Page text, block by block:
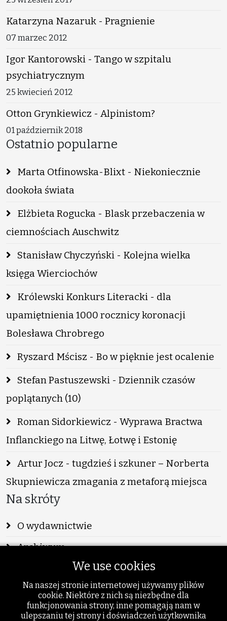
Katarzyna Nazaruk - Pragnienie
07 marzec 2012
Igor Kantorowski - Tango w szpitalu
psychiatrycznym
25 kwiecień 2012
Otton Grynkiewicz - Alpinistom?
01 październik 2018
Ostatnio popularne
Marta Otfinowska-Blixt - Niekoniecznie
dookoła świata
Elżbieta Rogucka - Blask przebaczenia w
ciemnościach Auschwitz
Stanisław Chyczyński - Kolejna wielka
księga Wierciochów
Królewski Konkurs Literacki - dla
upamiętnienia 1000 rocznicy koronacji
Bolesława Chrobrego
Ryszard Mścisz - Bo w pięknie jest ocalenie
Stefan Pastuszewski - Dziennik czasów
poplątanych (10)
Roman Sidorkiewicz - Wyprawa Bractwa
Inflanckiego na Litwę, Łotwę i Estonię
Artur Jocz - tugdzieś i szkuner – Norberta
Skupniewicza zmagania z metaforą miejsca
Na skróty
O wydawnictwie
Archiwum
Publikacje
Szukaj
We use cookies
Na naszej stronie internetowej używamy plików
cookie. Niektóre z nich są niezbędne dla
funkcjonowania strony, inne pomagają nam w
ulepszaniu tej strony i doświadczeń użytkownika